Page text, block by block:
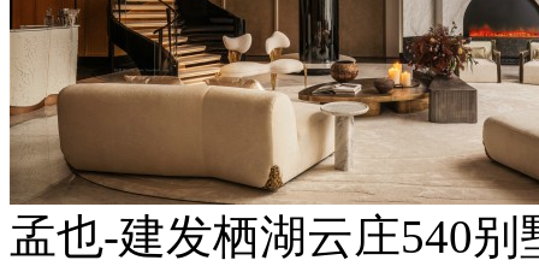
孟也-建发栖湖云庄540别